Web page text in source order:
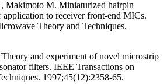
Makimoto M. Miniaturized hairpin
application to receiver front-end MICs.
Theory and Techniques.
and experiment of novel microstrip
filters. IEEE Transactions on
1997;45(12):2358-65.